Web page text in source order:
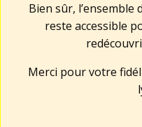
Bien sûr, l’ensemble
reste accessible
Merci pour votre